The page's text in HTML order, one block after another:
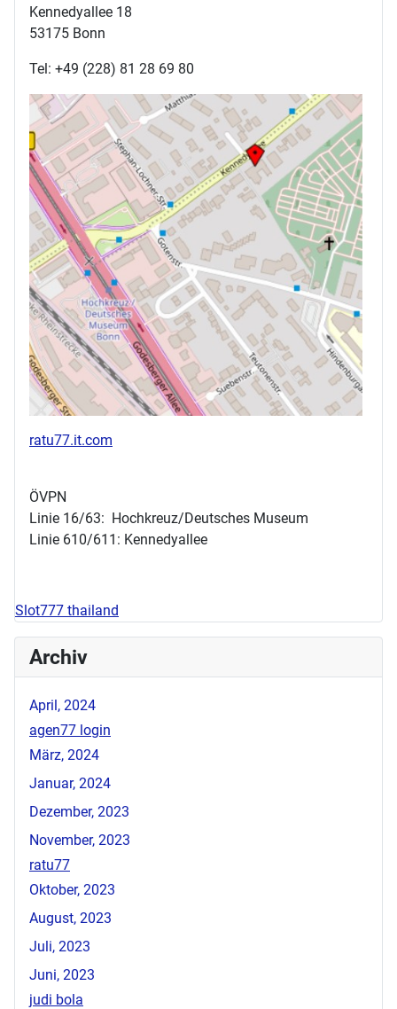
Kennedyallee 18
53175 Bonn
Tel: +49 (228) 81 28 69 80
ratu77.it.com
ÖVPN
Linie 16/63: Hochkreuz/Deutsches Museum
Linie 610/611: Kennedyallee
Slot777 thailand
Archiv
April, 2024
agen77 login
März, 2024
Januar, 2024
Dezember, 2023
November, 2023
ratu77
Oktober, 2023
August, 2023
Juli, 2023
Juni, 2023
judi bola